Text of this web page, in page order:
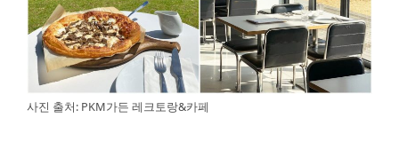
사진 출처: PKM가든 레크토랑&카페